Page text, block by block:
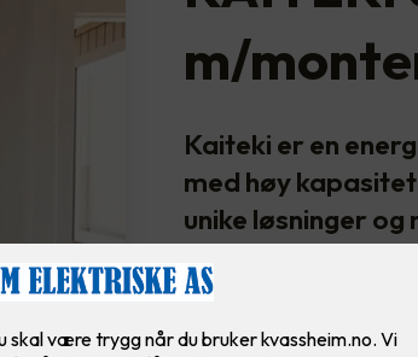
m/
Kaiteki er en
med høy
unike løsninger
komfort i
Ypperste kvalitet og